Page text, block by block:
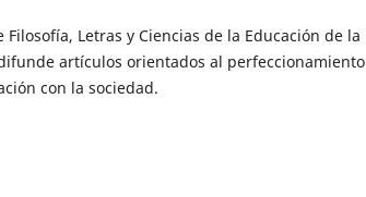
Filosofía, Letras y Ciencias de la Educación de la
artículos orientados al perfeccionamiento
con la sociedad.